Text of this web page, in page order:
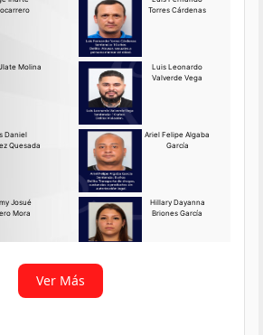
Persona requerida
La Delegación Regional de
Puntarenas del Organismo de
Investigación
Ver Más